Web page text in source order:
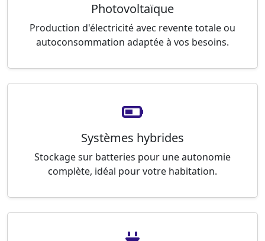
Photovoltaïque
Production d'électricité avec revente totale ou
autoconsommation adaptée à vos besoins.
Systèmes hybrides
Stockage sur batteries pour une autonomie
complète, idéal pour votre habitation.